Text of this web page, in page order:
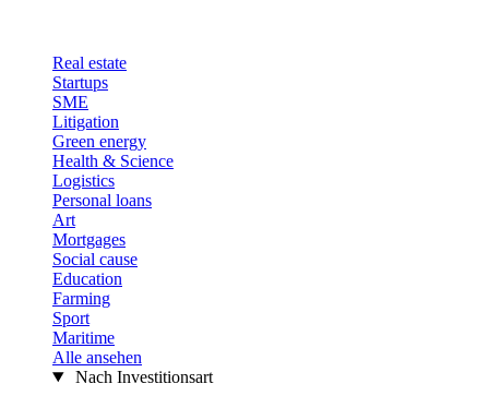
Real estate
Startups
SME
Litigation
Green energy
Health & Science
Logistics
Personal loans
Art
Mortgages
Social cause
Education
Farming
Sport
Maritime
Alle ansehen
Nach Investitionsart